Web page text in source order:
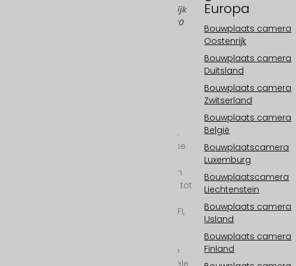
A-8045 Graz, Oostenrijk
Telefoon: +43 676 66 20
bouwplaatscamera's,
bouwplaats time-lapse
documentaire in 2D en
ECHT 3D van 6K/25mp tot
Buitencamera met WIFI,
bewaking, all-inclusive
service en professionele
Europa
Bouwplaats camera
Oostenrijk
Bouwplaats camera
Duitsland
Bouwplaats camera
Zwitserland
Bouwplaats camera
België
Bouwplaatscamera
Luxemburg
Bouwplaatscamera
Liechtenstein
Bouwplaats camera
IJsland
Bouwplaats camera
Finland